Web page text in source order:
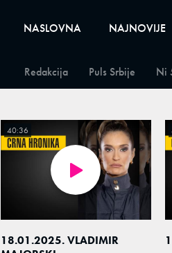
NASLOVNA NAJNOVIJE
Redakcija Puls Srbije Ni
18.01.2025. VLADIMIR
40:36